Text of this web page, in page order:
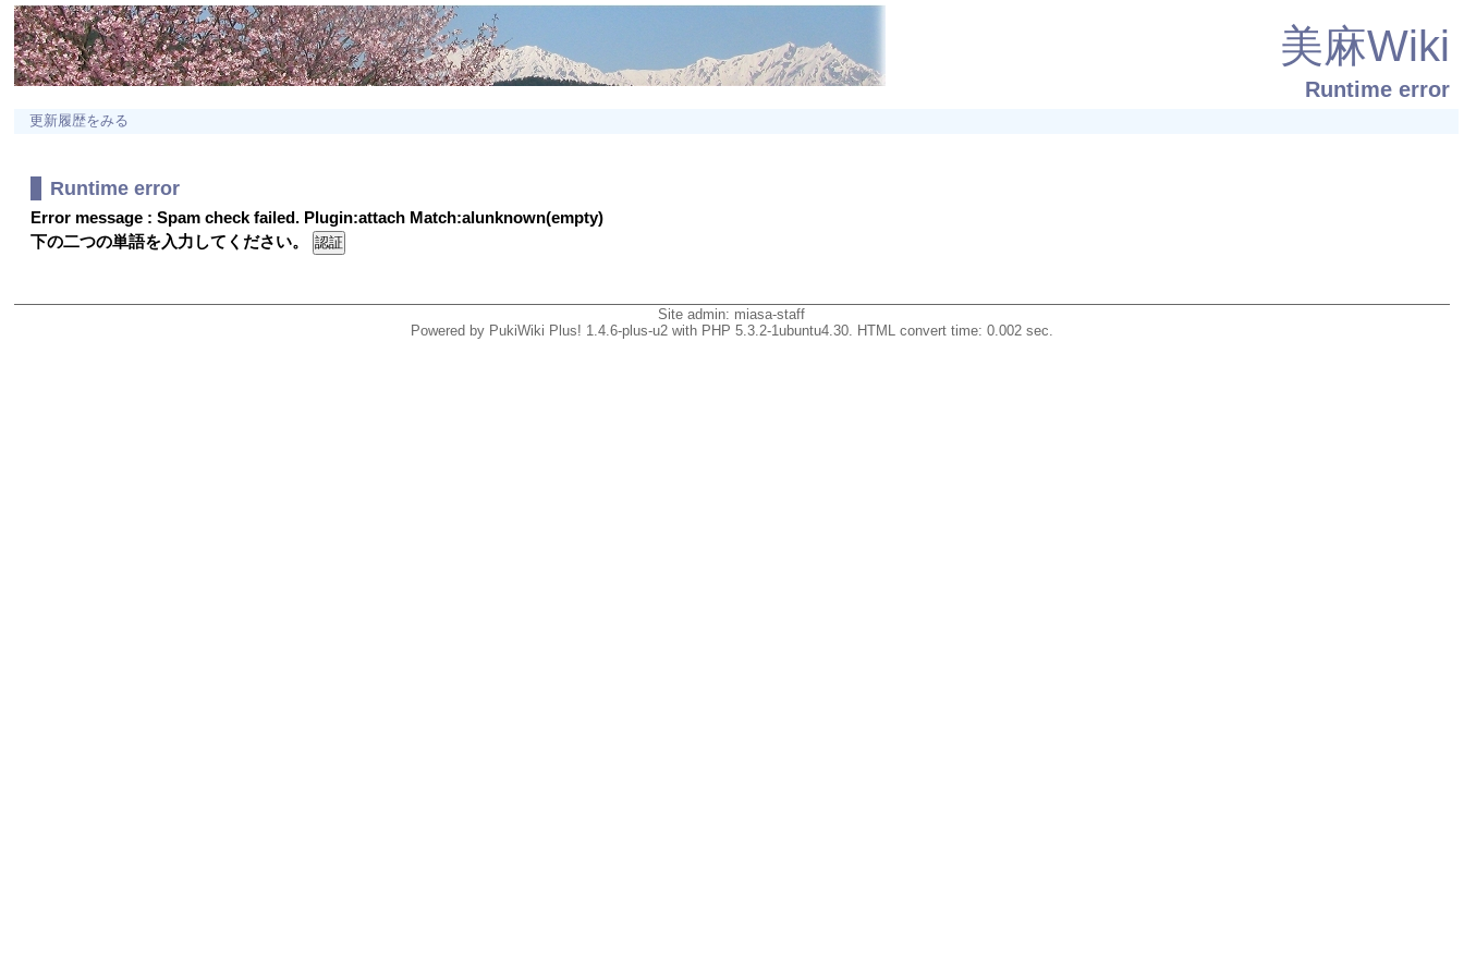
美麻Wiki
Runtime error
更新履歴をみる
Runtime error
Error message : Spam check failed. Plugin:attach Match:alunknown(empty)
下の二つの単語を入力してください。
Site admin: miasa-staff
Powered by PukiWiki Plus! 1.4.6-plus-u2 with PHP 5.3.2-1ubuntu4.30. HTML convert time: 0.002 sec.